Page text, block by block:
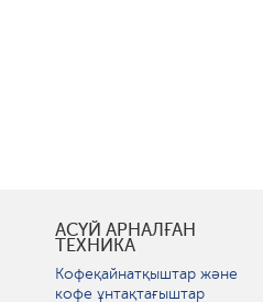
АСҮЙ АРНАЛҒАН
ТЕХНИКА
Кофеқайнатқыштар және
кофе ұнтақтағыштар